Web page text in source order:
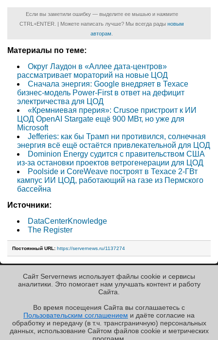
✖
Если вы заметили ошибку — выделите ее мышью и нажмите
CTRL+ENTER. | Можете написать лучше? Мы всегда рады новым
авторам
Материалы по теме:
Округ Лаудон в «Аллее дата-центров»
рассматривает мораторий на новые ЦОД
Сначала энергия: Google внедряет в Техасе
бизнес-модель Power-First в ответ на дефицит
электричества для ЦОД
«Кремниевая прерия»: Crusoe пристроит к ИИ
ЦОД OpenAI Stargate ещё 900 МВт, но уже для
Microsoft
Jefferies: как бы Трамп ни противился, солнечная
энергия всё ещё остаётся привлекательной для ЦОД
Dominion Energy судится с правительством США
из-за остановки проектов ветрогенерации для ЦОД
Poolside и CoreWeave построят в Техасе 2-ГВт
кампус ИИ ЦОД, работающий на газе из Пермского
бассейна
Источники:
DataCenterKnowledge
The Register
Постоянный URL: https://servernews.ru/1137274
« Назад к ленте
Copyright ©2010-2026
Servernews.Пользовательское
соглашение
Сайт Servernews использует файлы cookie и сервисы
аналитики. Это помогает нам улучшать контент и работу
Cайта.
Во время посещения Cайта вы соглашаетесь с
Пользовательским соглашением и даёте согласие на
обработку и передачу (в т.ч. трансграничную) персональных
данных, использование Cайтом файлов cookie и метрических